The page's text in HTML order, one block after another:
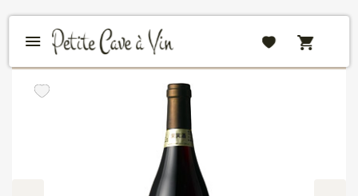
STAFF RECOMMENDATIONS